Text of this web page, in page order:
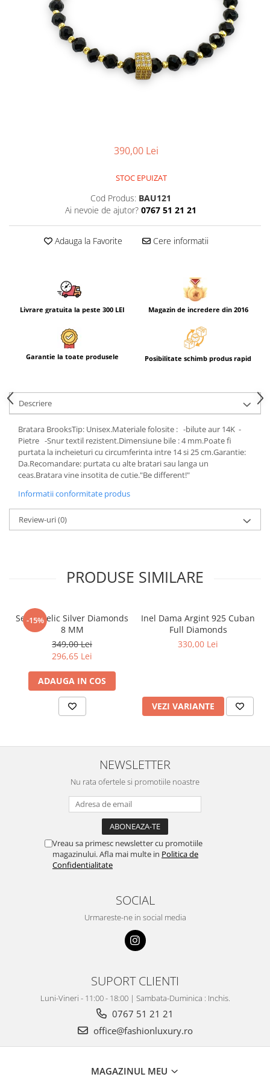
CEASURI DAMA
390,00 Lei
STOC EPUIZAT
Cod Produs: BAU121
Ai nevoie de ajutor? 0767 51 21 21
Adauga la Favorite Cere informatii
Livrare gratuita la peste 300 LEI Magazin de incredere din 2016
Garantie la toate produsele Posibilitate schimb produs rapid
Descriere
Bratara BrooksTip: Unisex.Materiale folosite : -bilute aur 14K -
Pietre -Snur textil rezistent.Dimensiune bile : 4 mm.Poate fi
purtata la incheieturi cu circumferinta intre 14 si 25 cm.Garantie:
Da.Recomandare: purtata cu alte bratari sau langa un
ceas.Bratara vine insotita de cutie."Be different!"
Informatii conformitate produs
Review-uri(0)
PRODUSE SIMILARE
-15%
Set Angelic Silver Diamonds
8 MM
349,00 Lei
296,65 Lei
ADAUGA IN COS
Inel Dama Argint 925 Cuban
Full Diamonds
330,00 Lei
VEZI VARIANTE
NEWSLETTER
Nu rata ofertele si promotiile noastre
Vreau sa primesc newsletter cu promotiile
magazinului. Afla mai multe in Politica de
Confidentialitate
SOCIAL
Urmareste-ne in social media
SUPORT CLIENTI
Luni-Vineri - 11:00 - 18:00 | Sambata-Duminica : Inchis.
0767 51 21 21
office@fashionluxury.ro
MAGAZINUL MEU